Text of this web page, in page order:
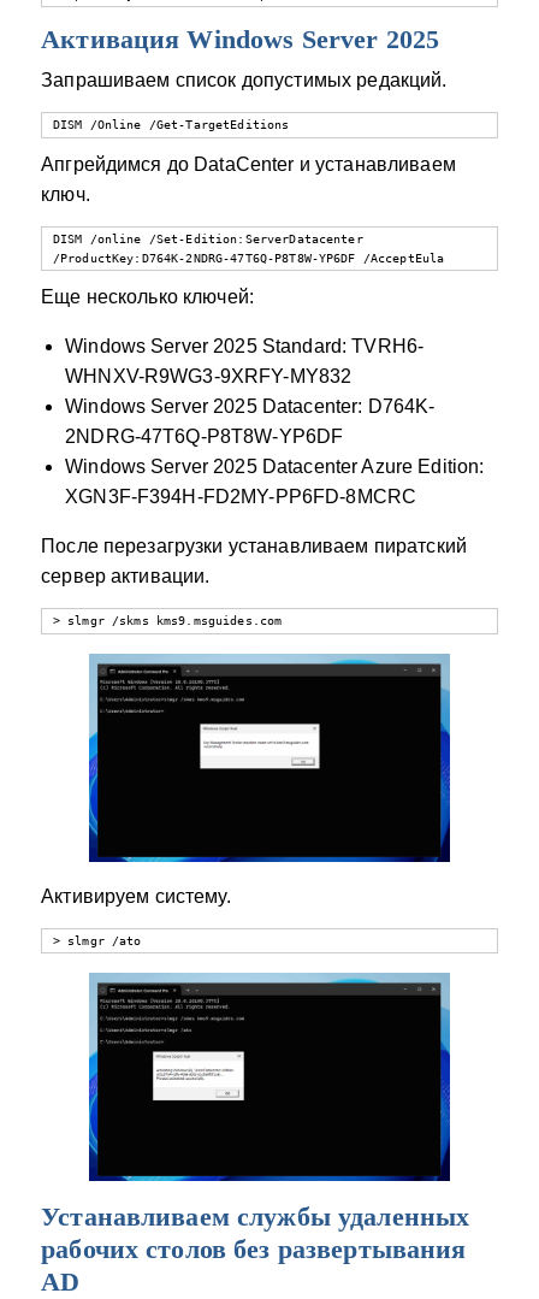
Активация Windows Server 2025
Запрашиваем список допустимых редакций.
DISM /Online /Get-TargetEditions
Апгрейдимся до DataCenter и устанавливаем
ключ.
DISM /online /Set-Edition:ServerDatacenter
/ProductKey:D764K-2NDRG-47T6Q-P8T8W-YP6DF /AcceptEula
Еще несколько ключей:
Windows Server 2025 Standard: TVRH6-
WHNXV-R9WG3-9XRFY-MY832
Windows Server 2025 Datacenter: D764K-
2NDRG-47T6Q-P8T8W-YP6DF
Windows Server 2025 Datacenter Azure Edition:
XGN3F-F394H-FD2MY-PP6FD-8MCRC
После перезагрузки устанавливаем пиратский
сервер активации.
> slmgr /skms kms9.msguides.com
Активируем систему.
> slmgr /ato
Устанавливаем службы удаленных
рабочих столов без развертывания
AD